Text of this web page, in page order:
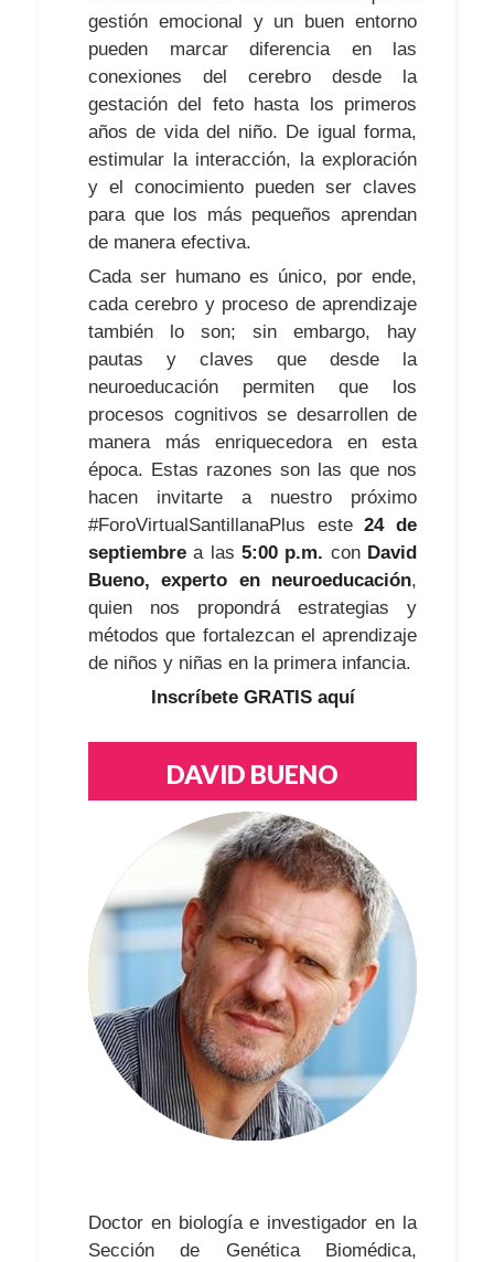
gestión emocional y un buen entorno
pueden marcar diferencia en las
conexiones del cerebro desde la
gestación del feto hasta los primeros
años de vida del niño. De igual forma,
estimular la interacción, la exploración
y el conocimiento pueden ser claves
para que los más pequeños aprendan
de manera efectiva.
Cada ser humano es único, por ende,
cada cerebro y proceso de aprendizaje
también lo son; sin embargo, hay
pautas y claves que desde la
neuroeducación permiten que los
procesos cognitivos se desarrollen de
manera más enriquecedora en esta
época. Estas razones son las que nos
hacen invitarte a nuestro próximo
#ForoVirtualSantillanaPlus este24 de
septiembre a las 5:00 p.m. con David
Bueno, experto en neuroeducación,
quien nos propondrá estrategias y
métodos que fortalezcan el aprendizaje
de niños y niñas en la primera infancia.
Inscríbete GRATIS aquí
DAVID BUENO
Doctor en biología e investigador en la
Sección de Genética Biomédica,